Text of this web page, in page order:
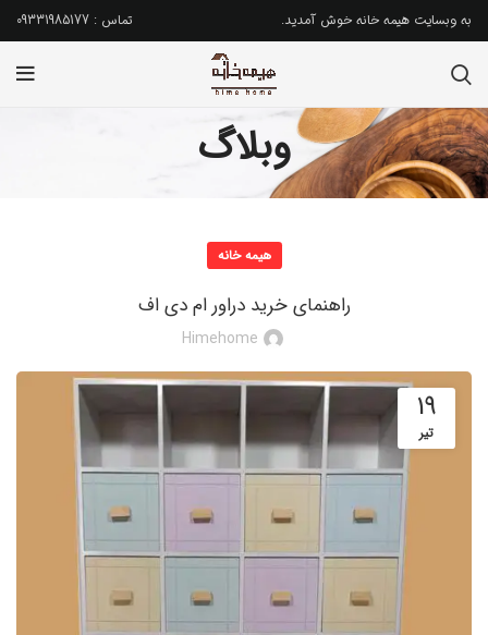
به وبسایت هیمه خانه خوش آمدید. تماس : 09331985177
وبلاگ
هیمه خانه
راهنمای خرید دراور ام دی اف
Himehome
19
تیر